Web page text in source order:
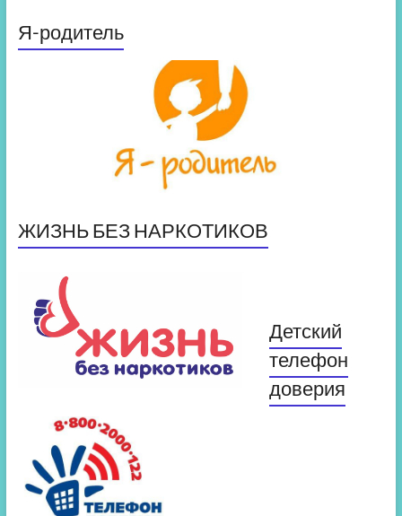
Я-родитель
ЖИЗНЬ БЕЗ НАРКОТИКОВ
Детский
телефон
доверия